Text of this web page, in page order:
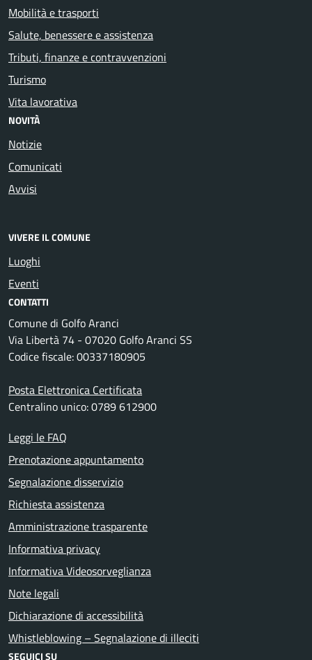
Mobilità e trasporti
Salute, benessere e assistenza
Tributi, finanze e contravvenzioni
Turismo
Vita lavorativa
NOVITÀ
Notizie
Comunicati
Avvisi
VIVERE IL COMUNE
Luoghi
Eventi
CONTATTI
Comune di Golfo Aranci
Via Libertà 74 - 07020 Golfo Aranci SS
Codice fiscale: 00337180905
Posta Elettronica Certificata
Centralino unico: 0789 612900
Leggi le FAQ
Prenotazione appuntamento
Segnalazione disservizio
Richiesta assistenza
Amministrazione trasparente
Informativa privacy
Informativa Videosorveglianza
Note legali
Dichiarazione di accessibilità
Whistleblowing – Segnalazione di illeciti
SEGUICI SU